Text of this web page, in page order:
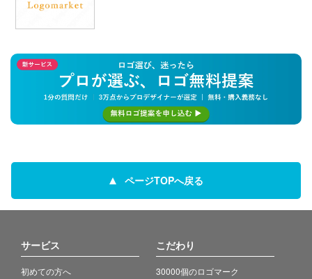
ページTOPへ戻る
サービス
初めての方へ
こだわり
30000個のロゴマーク